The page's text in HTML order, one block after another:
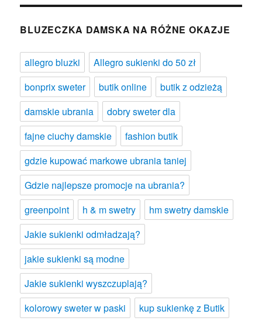
wpisach
STR
ONA
BLUZECZKA DAMSKA NA RÓŻNE OKAZJE
allegro bluzki
Allegro sukienki do 50 zł
bonprix sweter
butik online
butik z odzieżą
damskie ubrania
dobry sweter dla
fajne ciuchy damskie
fashion butik
gdzie kupować markowe ubrania taniej
Gdzie najlepsze promocje na ubrania?
greenpoint
h & m swetry
hm swetry damskie
Jakie sukienki odmładzają?
jakie sukienki są modne
Jakie sukienki wyszczuplają?
kolorowy sweter w paski
kup sukienkę z Butik